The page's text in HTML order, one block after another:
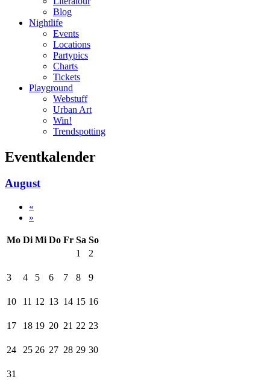
Blog
Nightlife
Events
Locations
Partypics
Charts
Tickets
Playground
Webstuff
Urban Art
Win!
Trendspotting
Eventkalender
August
«
»
Mo Di Mi Do Fr Sa So
1
2
3 4 5 6 7 8 9
10 11 12 13 14 15 16
17 18 19 20 21 22 23
24 25 26 27 28 29 30
31